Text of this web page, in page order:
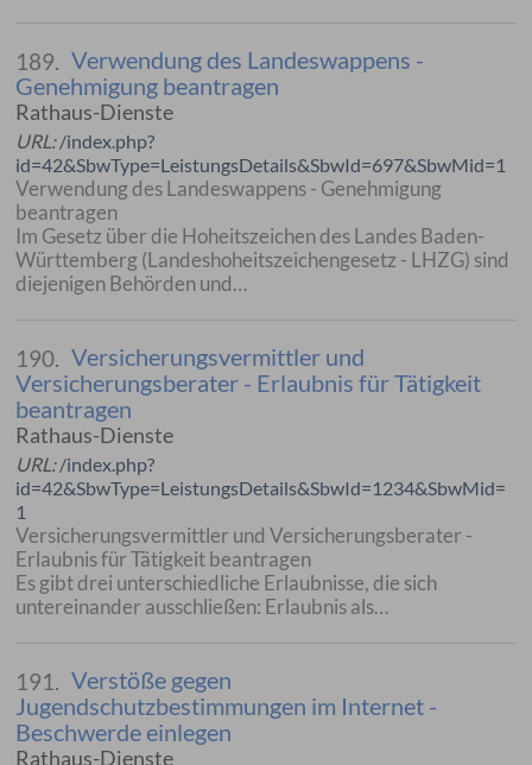
189. Verwendung des Landeswappens -
Genehmigung beantragen
Rathaus-Dienste
URL:/index.php?
id=42&SbwType=LeistungsDetails&SbwId=697&SbwMid=1
Verwendung des Landeswappens - Genehmigung
beantragen
Im Gesetz über die Hoheitszeichen des Landes Baden-
Württemberg (Landeshoheitszeichengesetz - LHZG) sind
diejenigen Behörden und…
190. Versicherungsvermittler und
Versicherungsberater - Erlaubnis für Tätigkeit
beantragen
Rathaus-Dienste
URL:/index.php?
id=42&SbwType=LeistungsDetails&SbwId=1234&SbwMid=
1
Versicherungsvermittler und Versicherungsberater -
Erlaubnis für Tätigkeit beantragen
Es gibt drei unterschiedliche Erlaubnisse, die sich
untereinander ausschließen: Erlaubnis als…
191. Verstöße gegen
Jugendschutzbestimmungen im Internet -
Beschwerde einlegen
Rathaus-Dienste